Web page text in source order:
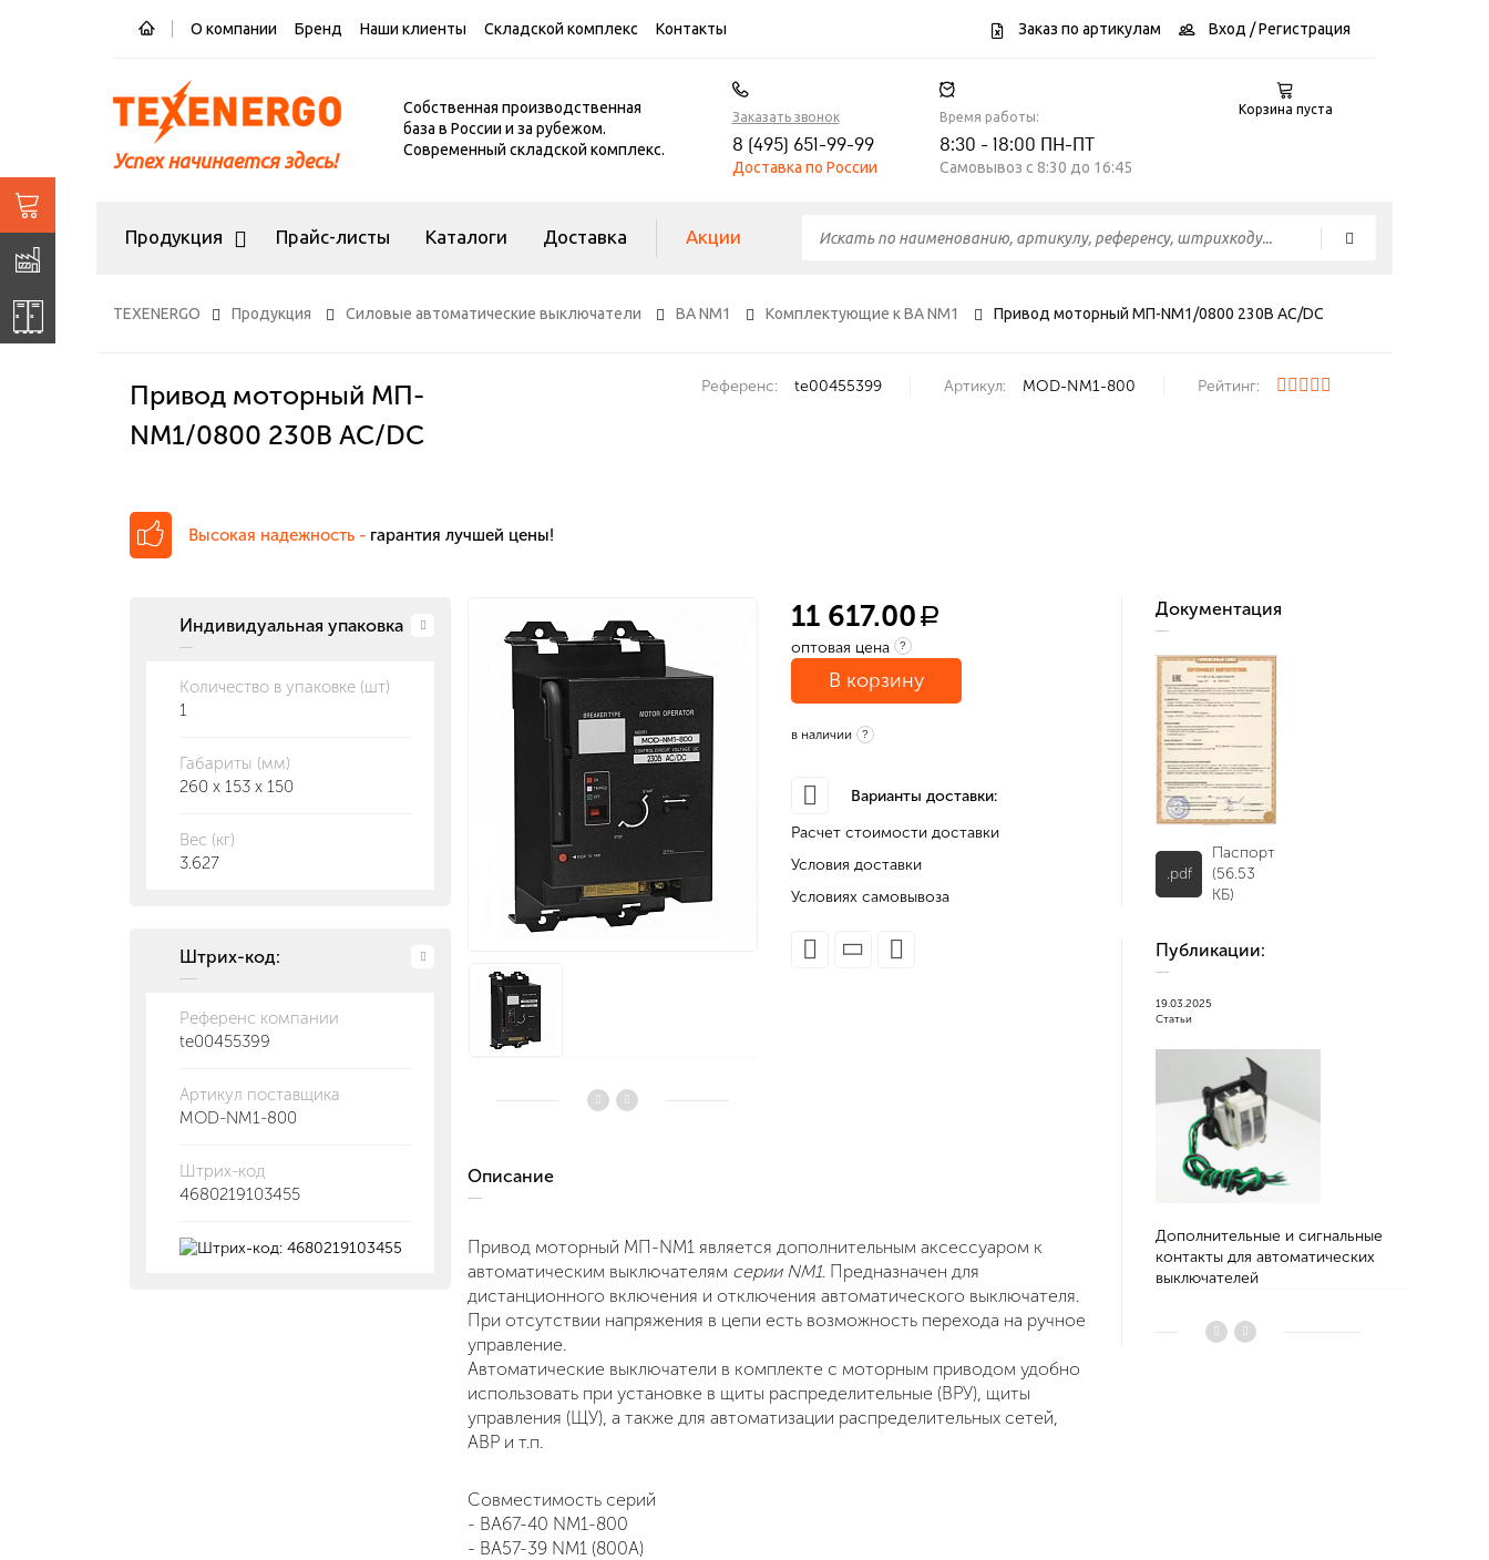
О компании Бренд Наши клиенты Складской комплекс Контакты Заказ по артикулам Вход / Регистрация
Успех начинается здесь!
Собственная производственная
база в России и за рубежом.
Современный складской комплекс.
Заказать звонок
8 (495) 651-99-99
Доставка по России
Время работы:
8:30 - 18:00 ПН-ПТ
Самовывоз c 8:30 до 16:45
Корзина пуста
Продукция Прайс-листы Каталоги Доставка Акции
TEXENERGO Продукция Силовые автоматические выключатели ВА NM1 Комплектующие к ВА NM1 Привод моторный МП-NM1/0800 230В AC/DC
Привод моторный МП-
NM1/0800 230В AC/DC
Референс: te00455399 Артикул: MOD-NM1-800 Рейтинг:
Высокая надежность - гарантия лучшей цены!
Индивидуальная упаковка
Количество в упаковке (шт)
1
Габариты (мм)
260 x 153 x 150
Вес (кг)
3.627
Штрих-код:
Референс компании
te00455399
Артикул поставщика
MOD-NM1-800
Штрих-код
4680219103455
11 617.00 a
оптовая цена ?
В корзину
в наличии ?
Варианты доставки:
Расчет стоимости доставки
Условия доставки
Условиях самовывоза
Описание
Привод моторный МП-NM1 является дополнительным аксессуаром к
автоматическим выключателям серии NM1. Предназначен для
дистанционного включения и отключения автоматического выключателя.
При отсутствии напряжения в цепи есть возможность перехода на ручное
управление.
Автоматические выключатели в комплекте с моторным приводом удобно
использовать при установке в щиты распределительные (ВРУ), щиты
управления (ЩУ), а также для автоматизации распределительных сетей,
АВP и т.п.
Совместимость серий
- ВА67-40 NM1-800
- ВА57-39 NM1 (800А)
Документация
.pdf
Паспорт
(56.53
КБ)
Публикации:
19.03.2025
Статьи
Дополнительные и сигнальные
контакты для автоматических
выключателей